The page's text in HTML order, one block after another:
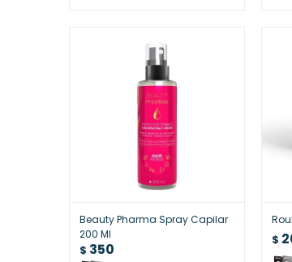
Beauty Pharma Spray Capilar
200 Ml
$ 350
$